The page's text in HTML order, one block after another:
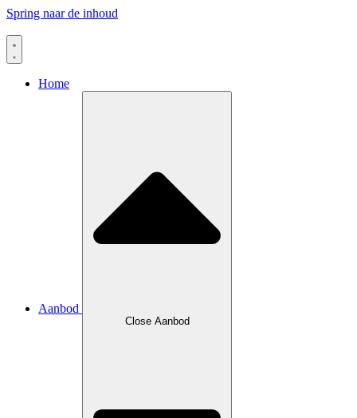
Spring naar de inhoud
Home
Aanbod
Close Aanbod